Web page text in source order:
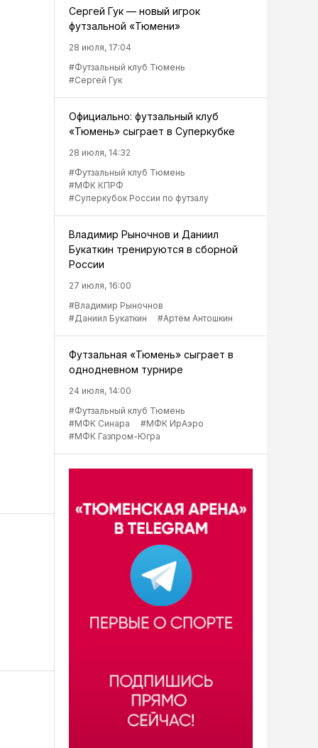
Сергей Гук — новый игрок
футзальной «Тюмени»
28 июля, 17:04
#Футзальный клуб Тюмень
#Сергей Гук
Официально: футзальный клуб
«Тюмень» сыграет в Суперкубке
28 июля, 14:32
#Футзальный клуб Тюмень
#МФК КПРФ
#Суперкубок России по футзалу
Владимир Рыночнов и Даниил
Букаткин тренируются в сборной
России
27 июля, 16:00
#Владимир Рыночнов
#Даниил Букаткин
#Артём Антошкин
Футзальная «Тюмень» сыграет в
однодневном турнире
24 июля, 14:00
#Футзальный клуб Тюмень
#МФК Синара
#МФК ИрАэро
#МФК Газпром-Югра